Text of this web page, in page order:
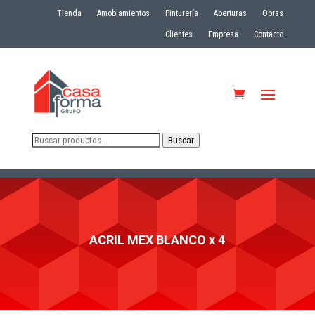
Tienda Amoblamientos Pinturería Aberturas Obras
Clientes Empresa Contacto
Buscar
Buscar
ACRIL MEX BLANCO x 4